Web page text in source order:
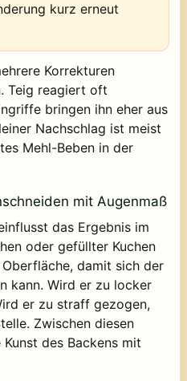
kurz erneut
Korrekturen
Teig reagiert oft
bringen ihn eher aus
Nachschlag ist meist
Mehl-Beben in der
mit Augenmaß
das Ergebnis im
oder gefüllter Kuchen
damit sich der
kann. Wird er zu locker
er zu straff gezogen,
Zwischen diesen
des Backens mit